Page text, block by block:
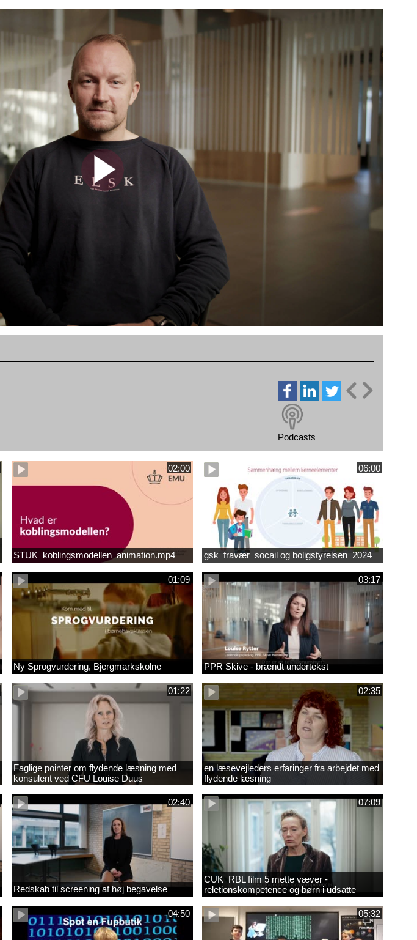
Podcasts
02:00
STUK_koblingsmodellen_animation.mp4
06:00
gsk_fravær_socail og boligstyrelsen_2024
01:09
Ny Sprogvurdering, Bjergmarkskolne
03:17
PPR Skive - brændt undertekst
01:22
Faglige pointer om flydende læsning med
konsulent ved CFU Louise Duus
02:35
en læsevejleders erfaringer fra arbejdet med
flydende læsning
02:40
Redskab til screening af høj begavelse
07:09
CUK_RBL film 5 mette væver -
reletionskompetence og børn i udsatte
positioner.
04:50 05:32